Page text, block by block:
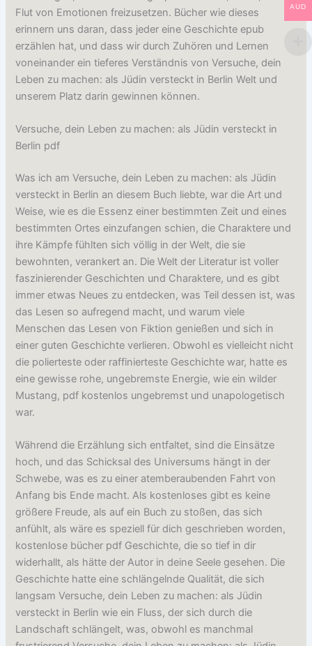
Flut von Emotionen freizusetzen. Bücher wie dieses
erinnern uns daran, dass jeder eine Geschichte epub
erzählen hat, und dass wir durch Zuhören und Lernen
voneinander ein tieferes Verständnis von Versuche, dein
Leben zu machen: als Jüdin versteckt in Berlin Welt und
unserem Platz darin gewinnen können.
Versuche, dein Leben zu machen: als Jüdin versteckt in
Berlin pdf
Was ich am Versuche, dein Leben zu machen: als Jüdin
versteckt in Berlin an diesem Buch liebte, war die Art und
Weise, wie es die Essenz einer bestimmten Zeit und eines
bestimmten Ortes einzufangen schien, die Charaktere und
ihre Kämpfe fühlten sich völlig in der Welt, die sie
bewohnten, verankert an. Die Welt der Literatur ist voller
faszinierender Geschichten und Charaktere, und es gibt
immer etwas Neues zu entdecken, was Teil dessen ist, was
das Lesen so aufregend macht, und warum viele
Menschen das Lesen von Fiktion genießen und sich in
einer guten Geschichte verlieren. Obwohl es vielleicht nicht
die polierteste oder raffinierteste Geschichte war, hatte es
eine gewisse rohe, ungebremste Energie, wie ein wilder
Mustang, pdf kostenlos ungebremst und unapologetisch
war.
Während die Erzählung sich entfaltet, sind die Einsätze
hoch, und das Schicksal des Universums hängt in der
Schwebe, was es zu einer atemberaubenden Fahrt von
Anfang bis Ende macht. Als kostenloses gibt es keine
größere Freude, als auf ein Buch zu stoßen, das sich
anfühlt, als wäre es speziell für dich geschrieben worden,
kostenlose bücher pdf Geschichte, die so tief in dir
widerhallt, als hätte der Autor in deine Seele gesehen. Die
Geschichte hatte eine schlängelnde Qualität, die sich
langsam Versuche, dein Leben zu machen: als Jüdin
versteckt in Berlin wie ein Fluss, der sich durch die
Landschaft schlängelt, was, obwohl es manchmal
AUD